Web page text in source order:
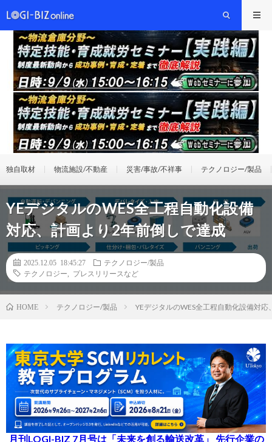
独自取材 物流施設/不動産 災害/事故/不祥事 テクノロジー/製品
YEデジタルのWES全工程自動化設備
対応、計画より2年前倒しで達成
2025.12.05 18:45:27
テクノロジー/製品
テクノロジー
プレスリリースなど
HOME テクノロジー/製品 YEデジタルのWES全工程自動化設備対
月刊LOGI-BIZ 7月号は「未来を創る輸送改革」 先行企業の